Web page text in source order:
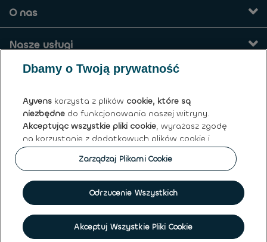
Umówić się na spotkanie
O nas
Nasze usługi
Kontakt
Warunki ogólne
Ayvens Poland sp. z o.o.
Polityka plików cookies Globalna polityka prywatności
Regulamin Sprzedaży|Prawo do ochrony Danych
Osobowych
2026 Ayvens
Dbamy o Twoją prywatność
Ayvens korzysta z plików cookie, które są
niezbędne do funkcjonowania naszej witryny.
Akceptując wszystkie pliki cookie, wyrażasz zgodę
na korzystanie z dodatkowych plików cookie i
podobnych rozwiązań przezAyvensi naszych
partnerów w celu analizowania ruchu na stronie i
korzystania z mediów społecznościowych oraz
personalizowania treści i reklam w naszej witrynie
lub poza nią.
Możeszzarządzać plikami cookielub wycofać
Zarządzaj Plikami Cookie
Odrzucenie Wszystkich
Akceptuj Wszystkie Pliki Cookie